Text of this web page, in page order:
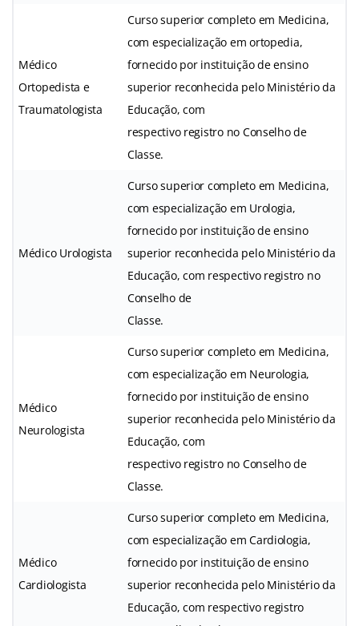
Médico
Ortopedista e
Traumatologista
Curso superior completo em Medicina,
com especialização em ortopedia,
fornecido por instituição de ensino
superior reconhecida pelo Ministério da
Educação, com
respectivo registro no Conselho de
Classe.
Médico Urologista
Curso superior completo em Medicina,
com especialização em Urologia,
fornecido por instituição de ensino
superior reconhecida pelo Ministério da
Educação, com respectivo registro no
Conselho de
Classe.
Médico
Neurologista
Curso superior completo em Medicina,
com especialização em Neurologia,
fornecido por instituição de ensino
superior reconhecida pelo Ministério da
Educação, com
respectivo registro no Conselho de
Classe.
Médico
Cardiologista
Curso superior completo em Medicina,
com especialização em Cardiologia,
fornecido por instituição de ensino
superior reconhecida pelo Ministério da
Educação, com respectivo registro